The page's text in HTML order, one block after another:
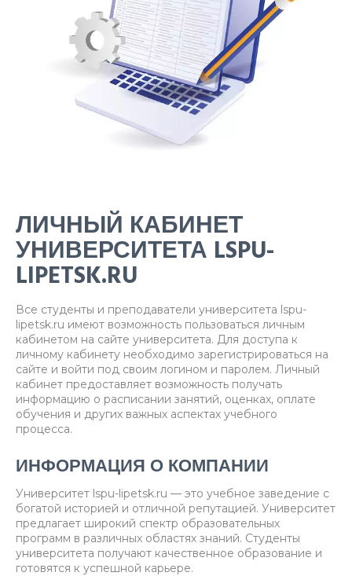
ЛИЧНЫЙ КАБИНЕТ
УНИВЕРСИТЕТА LSPU-
LIPETSK.RU
Все студенты и преподаватели университета lspu-
lipetsk.ru имеют возможность пользоваться личным
кабинетом на сайте университета. Для доступа к
личному кабинету необходимо зарегистрироваться на
сайте и войти под своим логином и паролем. Личный
кабинет предоставляет возможность получать
информацию о расписании занятий, оценках, оплате
обучения и других важных аспектах учебного
процесса.
ИНФОРМАЦИЯ О КОМПАНИИ
Университет lspu-lipetsk.ru — это учебное заведение с
богатой историей и отличной репутацией. Университет
предлагает широкий спектр образовательных
программ в различных областях знаний. Студенты
университета получают качественное образование и
готовятся к успешной карьере.